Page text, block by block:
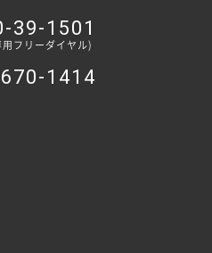
39-1501
フリーダイヤル)
1414